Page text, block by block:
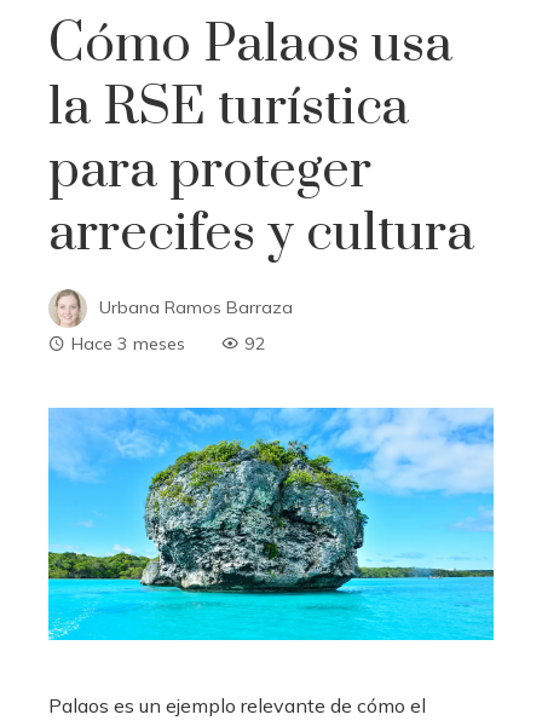
Cómo Palaos usa
la RSE turística
para proteger
arrecifes y cultura
Urbana Ramos Barraza
Hace 3 meses
92
Palaos es un ejemplo relevante de cómo el